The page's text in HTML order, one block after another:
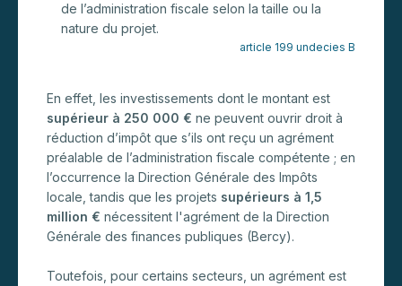
de l’administration fiscale selon la taille ou la
nature du projet.
article 199 undecies B
En effet, les investissements dont le montant est
supérieur à 250 000 € ne peuvent ouvrir droit à
réduction d’impôt que s’ils ont reçu un agrément
préalable de l’administration fiscale compétente ; en
l’occurrence la Direction Générale des Impôts
locale, tandis que les projets supérieurs à 1,5
million € nécessitent l'agrément de la Direction
Générale des finances publiques (Bercy).
Toutefois, pour certains secteurs, un agrément est